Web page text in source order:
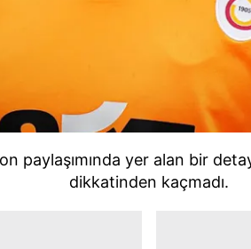
paylaşımında yer alan bir
dikkatinden kaçmadı.